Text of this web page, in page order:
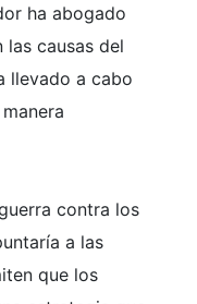
ha abogado
causas del
llevado a cabo
contra los
a las
que los